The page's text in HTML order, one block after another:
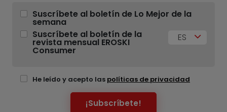
Suscríbete al boletín de Lo Mejor de la
semana
Suscríbete al boletín de la
revista mensual EROSKI
Consumer
ES
He leído y acepto las políticas de privacidad
¡Subscríbete!